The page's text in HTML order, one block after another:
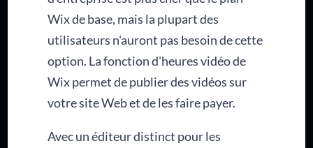
Wix de base, mais la plupart des
utilisateurs n'auront pas besoin de cette
option. La fonction d'heures vidéo de
Wix permet de publier des vidéos sur
votre site Web et de les faire payer.
Avec un éditeur distinct pour les